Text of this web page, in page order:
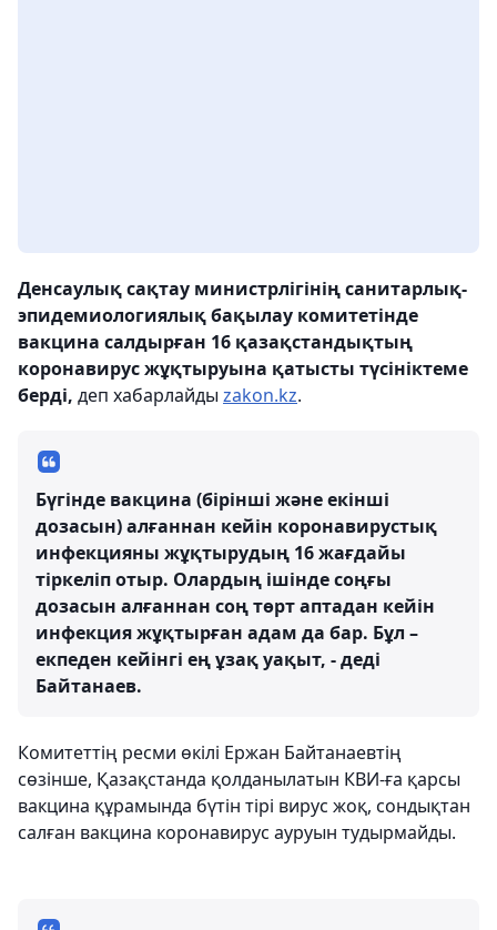
Денсаулық сақтау министрлігінің санитарлық-
эпидемиологиялық бақылау комитетінде
вакцина салдырған 16 қазақстандықтың
коронавирус жұқтыруына қатысты түсініктеме
берді, деп хабарлайды zakon.kz.
Бүгінде вакцина (бірінші және екінші
дозасын) алғаннан кейін коронавирустық
инфекцияны жұқтырудың 16 жағдайы
тіркеліп отыр. Олардың ішінде соңғы
дозасын алғаннан соң төрт аптадан кейін
инфекция жұқтырған адам да бар. Бұл –
екпеден кейінгі ең ұзақ уақыт, - деді
Байтанаев.
Комитеттің ресми өкілі Ержан Байтанаевтің
сөзінше, Қазақстанда қолданылатын КВИ-ға қарсы
вакцина құрамында бүтін тірі вирус жоқ, сондықтан
салған вакцина коронавирус ауруын тудырмайды.